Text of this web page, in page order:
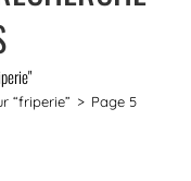
“friperie” > Page 5